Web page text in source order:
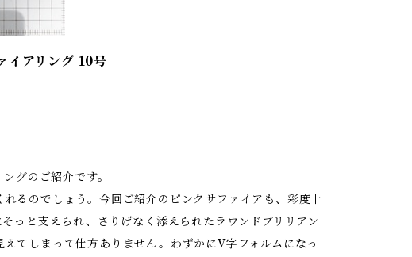
アリング 10号
グのご紹介です。
るのでしょう。今回ご紹介のピンクサファイアも、彩度十
っと支えられ、さりげなく添えられたラウンドブリリアン
てしまって仕方ありません。わずかにV字フォルムになっ